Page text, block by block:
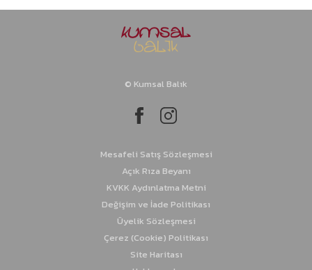
© Kumsal Balık
Mesafeli Satış Sözleşmesi
Açık Rıza Beyanı
KVKK Aydınlatma Metni
Değişim ve İade Politikası
Üyelik Sözleşmesi
Çerez (Cookie) Politikası
Site Haritası